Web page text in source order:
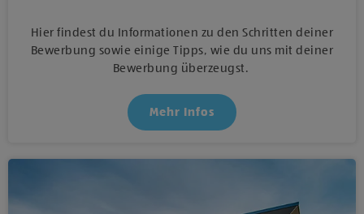
Hier findest du Informationen zu den Schritten deiner
Bewerbung sowie einige Tipps, wie du uns mit deiner
Bewerbung überzeugst.
Mehr Infos